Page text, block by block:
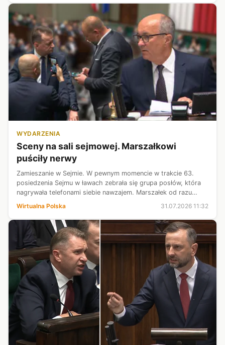
WYDARZENIA
Sceny na sali sejmowej. Marszałkowi
puściły nerwy
Zamieszanie w Sejmie. W pewnym momencie w trakcie 63.
posiedzenia Sejmu w ławach zebrała się grupa posłów, która
nagrywała telefonami siebie nawzajem. Marszałek od razu
Wirtualna Polska 31.07.2026 11:32